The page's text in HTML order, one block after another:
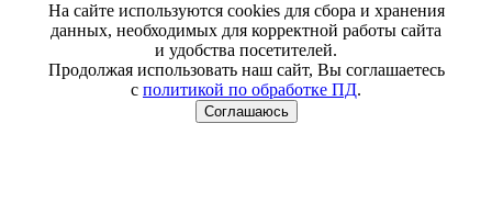
На сайте используются cookies для сбора и хранения
данных, необходимых для корректной работы сайта
и удобства посетителей.
Продолжая использовать наш сайт, Вы соглашаетесь
с политикой по обработке ПД.
Соглашаюсь